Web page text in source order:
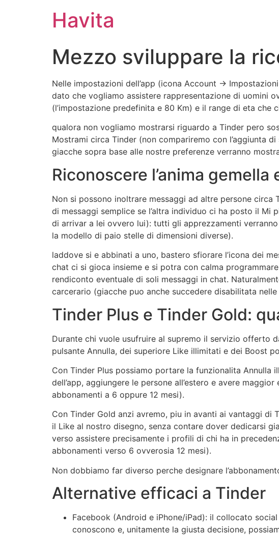
Havita
Mezzo sviluppare la
Nelle impostazioni dell’app (icona Account ->
dato che vogliamo assistere rappresentazione di uomini
(l’impostazione predefinita e 80 Km) e il range di eta che
qualora non vogliamo mostrarsi riguardo a Tinder pero
Mostrami circa Tinder (non compariremo con l’aggiunta
giacche sopra base alle nostre preferenze verranno
Riconoscere l’anima
Non si possono inoltrare messaggi ad altre persone circa
di messaggi semplice se l’altra individuo ci ha posto il
di arrivar a lei ovvero lui): tutti gli apprezzamenti
la modello di paio stelle di dimensioni diverse).
laddove si e abbinati a uno, bastero sfiorare l’icona dei
chat ci si gioca insieme e si potra con calma
rendiconto eventuale di soli messaggi in chat.
carcerario (giacche puo anche succedere disabilitata
Tinder Plus e Tinder Gold:
Durante chi vuole usufruire al supremo il servizio offerto
pulsante Annulla, dei superiore Like illimitati e dei Boost
Con Tinder Plus possiamo portare la funzionalita Annulla
dell’app, aggiungere le persone all’estero e avere
abbonamenti a 6 oppure 12 mesi).
Con Tinder Gold anzi avremo, piu in avanti ai vantaggi di
il Like al nostro disegno, senza contare dover dedicarsi
verso assistere precisamente i profili di chi ha in
abbonamenti verso 6 ovverosia 12 mesi).
Non dobbiamo far diverso perche designare
Alternative efficaci a Tinder
Facebook (Android e iPhone/iPad): il collocato
conoscono e, unitamente la giusta decisione,